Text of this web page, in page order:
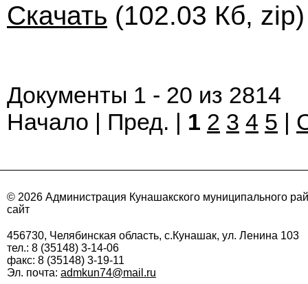
Скачать (102.03 Кб,
Документы 1 - 20 из 2814
Начало | Пред. | 1 2 3 4 5 |
© 2026 Администрация Кунашакского муниципального
сайт
456730, Челябинская область, с.Кунашак, ул. Ленина 103
тел.: 8 (35148) 3-14-06
факс: 8 (35148) 3-19-11
Эл. почта: admkun74@mail.ru